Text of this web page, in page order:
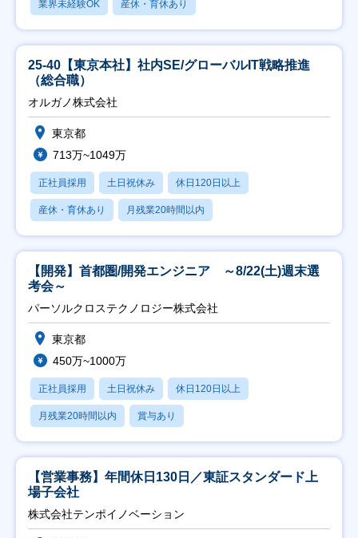
業界未経験OK 産休・育休あり
25-40【東京本社】社内SE/グローバルIT戦略推進
（総合職）
オルガノ株式会社
東京都
713万~1049万
正社員採用 土日祝休み 休日120日以上
産休・育休あり 月残業20時間以内
【開発】首都圏/開発エンジニア ～8/22(土)週末選
考会～
パーソルクロステクノロジー株式会社
東京都
450万~1000万
正社員採用 土日祝休み 休日120日以上
月残業20時間以内 賞与あり
【営業事務】年間休日130日／東証スタンダード上
場子会社
株式会社テンポイノベーション